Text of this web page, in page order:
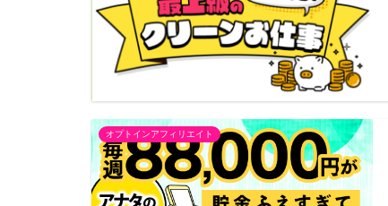
オプトインアフィリエイト